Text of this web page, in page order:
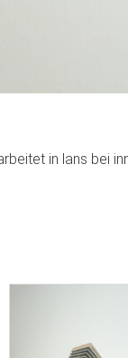
in lans bei